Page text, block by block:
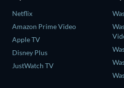
Netflix
Amazon Prime Video
Apple TV
Disney Plus
JustWatch TV